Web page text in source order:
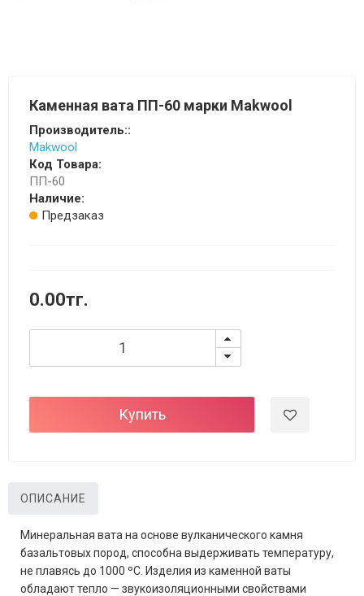
Каменная вата ПП-60 марки Makwool
Производитель::
Makwool
Код Товара:
ПП-60
Наличие:
Предзаказ
0.00тг.
Купить
ОПИСАНИЕ
Минеральная вата на основе вулканического камня
базальтовых пород, способна выдерживать температуру,
не плавясь до 1000 ºС. Изделия из каменной ваты
обладают тепло — звукоизоляционными свойствами